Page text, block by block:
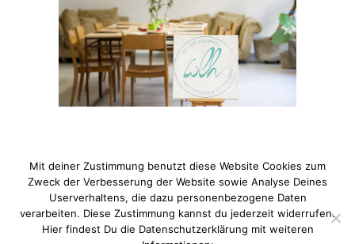
© 2021 Pixi mit Milch. All Rights Reserved. Du hast Fragen
zum Thema Datenschutz? Hier findest du meine
Mit deiner Zustimmung benutzt diese Website Cookies zum
Zweck der Verbesserung der Website sowie Analyse Deines
Userverhaltens, die dazu personenbezogene Daten
verarbeiten. Diese Zustimmung kannst du jederzeit widerrufen.
Hier findest Du die Datenschutzerklärung mit weiteren